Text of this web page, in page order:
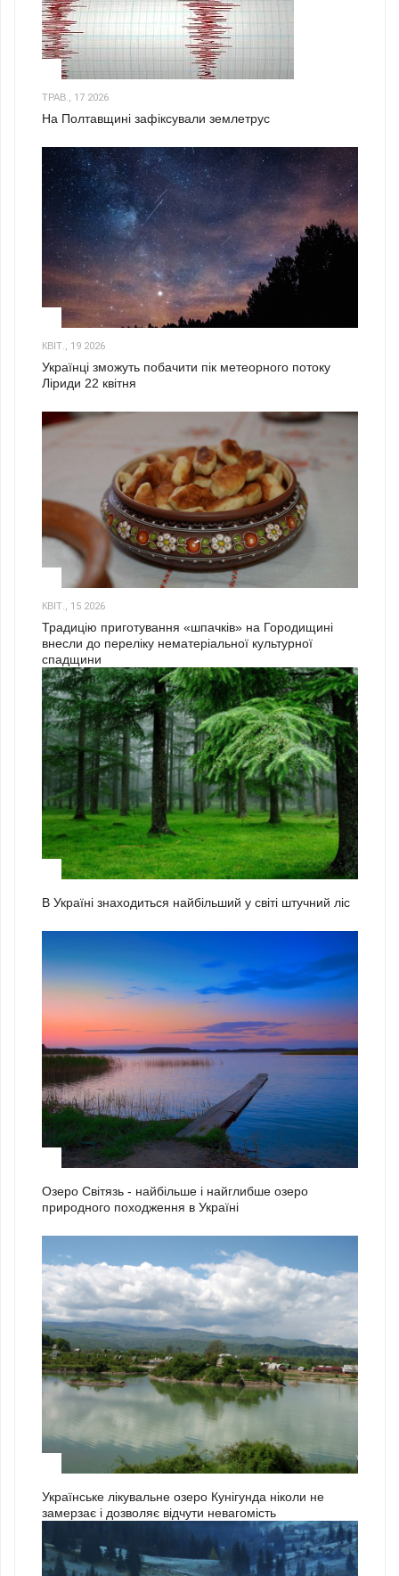
ТРАВ., 17 2026
На Полтавщині зафіксували землетрус
КВІТ., 19 2026
Українці зможуть побачити пік метеорного потоку
Ліриди 22 квітня
КВІТ., 15 2026
Традицію приготування «шпачків» на Городищині
внесли до переліку нематеріальної культурної
спадщини
В Україні знаходиться найбільший у світі штучний ліс
Озеро Світязь - найбільше і найглибше озеро
природного походження в Україні
Українське лікувальне озеро Кунігунда ніколи не
замерзає і дозволяє відчути невагомість